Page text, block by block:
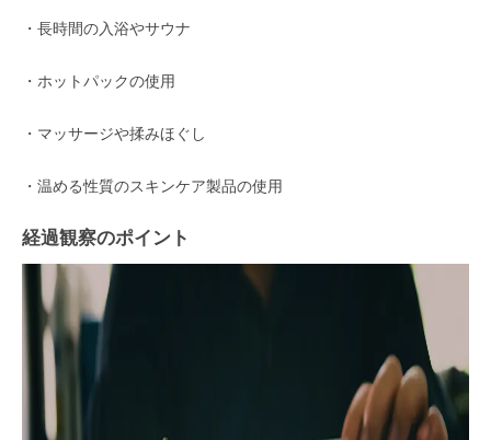
・長時間の入浴やサウナ
・ホットパックの使用
・マッサージや揉みほぐし
・温める性質のスキンケア製品の使用
経過観察のポイント